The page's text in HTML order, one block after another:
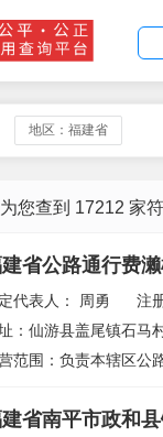
地区：福建省
您查到 17212 家
省公路通行费
代表人： 周勇 注
：仙游县盖尾镇石马
范围：负责本辖区公
省南平市政和